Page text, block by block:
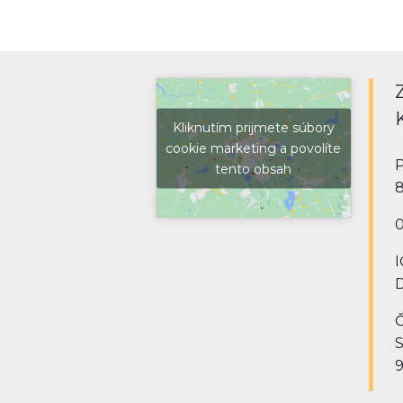
Kliknutím prijmete súbory
cookie marketing a povolíte
tento obsah